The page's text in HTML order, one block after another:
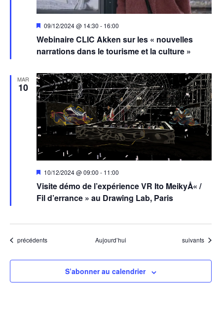
Webinaire CLIC Akken sur les « nouvelles
narrations dans le tourisme et la culture »
Mis
avant
09/12/2024 @ 14:30 - 16:00
MAR
10
Visite démo de l’expérience VR Ito MeikyÅ« /
Fil d’errance » au Drawing Lab, Paris
Mis
avant
10/12/2024 @ 09:00 - 11:00
Évènements
précédents Aujourd’hui Évènements
suivants
S’abonner au calendrier